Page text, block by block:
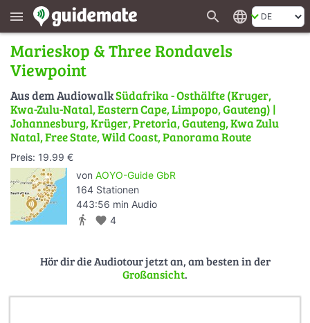
menu search language
Marieskop & Three Rondavels
Viewpoint
Aus dem AudiowalkSüdafrika - Osthälfte (Kruger,
Kwa-Zulu-Natal, Eastern Cape, Limpopo, Gauteng) |
Johannesburg, Krüger, Pretoria, Gauteng, Kwa Zulu
Natal, Free State, Wild Coast, Panorama Route
Preis: 19.99 €
von AOYO-Guide GbR
164 Stationen
443:56 min Audio
directions_walk favorite 4
Hör dir die Audiotour jetzt an, am besten in der
Großansicht.